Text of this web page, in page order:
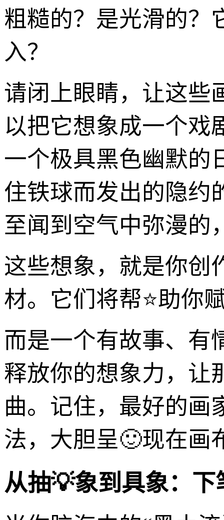
粗糙的？是光滑的？
入？
请闭上眼睛，让这些
以把它想象成一个戏
一个极具黑色幽默的
住铁球而发出的隐约
至闻到空气中弥漫的
这些想象，就是你创
材。它们将帮⭐助你
而是一个有故事、有
释放你的想象力，让
曲。记住，最好的画
法，大胆呈🙂现在画
从抽💡象到具象：